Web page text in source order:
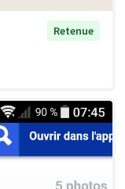
Retenue